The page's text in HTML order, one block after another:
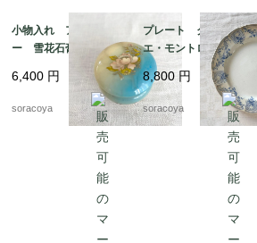
小物入れ アラバスタ
ー 雪花石膏 イタリ
ア製 天然石 花プリ
ント
6,400 円
soracoya
プレート クレイユ・
エ・モントロー 平皿 蔦
レリーフ デザート
19twm84-2
8,800円
soracoya